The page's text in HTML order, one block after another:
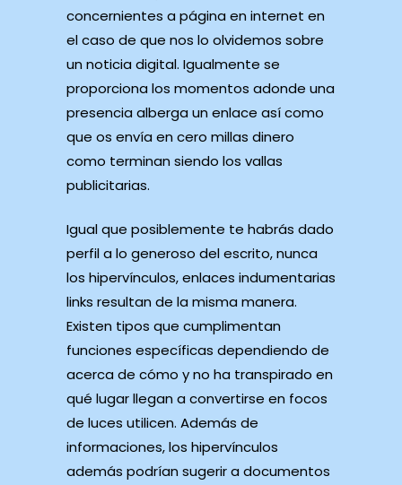
concernientes a página en internet en
el caso de que nos lo olvidemos sobre
un noticia digital. Igualmente se
proporciona los momentos adonde una
presencia alberga un enlace así­ como
que os envía en cero millas dinero
como terminan siendo los vallas
publicitarias.
Igual que posiblemente te habrás dado
perfil a lo generoso del escrito, nunca
los hipervínculos, enlaces indumentarias
links resultan de la misma manera.
Existen tipos que cumplimentan
funciones específicas dependiendo de
acerca de cómo y no ha transpirado en
qué lugar llegan a convertirse en focos
de luces utilicen. Además de
informaciones, los hipervínculos
además podrían sugerir a documentos